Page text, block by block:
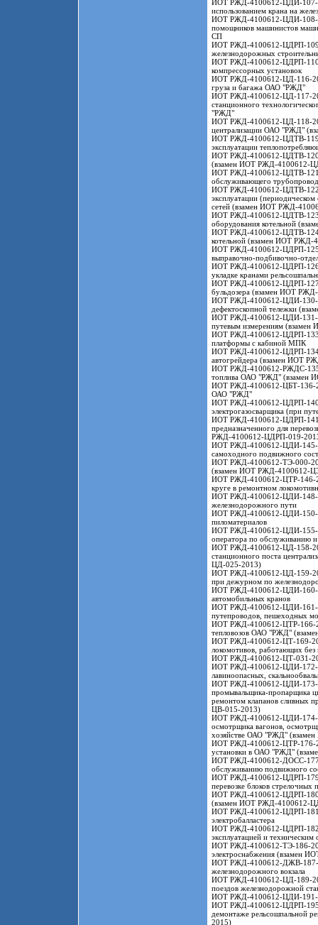
ИОТ РЖД-4100612-ЦДИ-107-
использованием крана на
ИОТ РЖД-4100612-ЦДИ-108-
помощников машинистов
СП
ИОТ РЖД-4100612-ЦДРП-109-
железнодорожных
ИОТ РЖД-4100612-ЦДРП-110-
компрессорных установок
ИОТ РЖД-4100612-ЦД-116-
груза и багажа ОАО "РЖД"
ИОТ РЖД-4100612-ЦД-117-
станционного
"РЖД"
ИОТ РЖД-4100612-ЦД-118-
централизации ОАО "РЖД"
ИОТ РЖД-4100612-ЦДТВ-119-
эксплуатации
ИОТ РЖД-4100612-ЦДТВ-120-
(взамен ИОТ РЖД-4100612-
ИОТ РЖД-4100612-ЦДТВ-121-
обслуживающего
ИОТ РЖД-4100612-ЦДТВ-122-
эксплуатации
сетей (взамен ИОТ РЖД-
ИОТ РЖД-4100612-ЦДТВ-123-
оборудования котельной
ИОТ РЖД-4100612-ЦДТВ-124-
котельной (взамен ИОТ
ИОТ РЖД-4100612-ЦДРП-125-
выправочно-подбивочно-
ИОТ РЖД-4100612-ЦДРП-126-
укладке кранами
ИОТ РЖД-4100612-ЦДРП-127-
бульдозера (взамен ИОТ
ИОТ РЖД-4100612-ЦДИ-130-
дефектоскопной тележки
ИОТ РЖД-4100612-ЦДИ-131-
путевым измерениям
ИОТ РЖД-4100612-ЦДРП-133-
платформы с кабиной МПК
ИОТ РЖД-4100612-ЦДРП-134-
автогрейдера (взамен ИОТ
ИОТ РЖД-4100612-РЖДС-135-
топлива ОАО "РЖД"
ИОТ РЖД-4100612-ЦБТ-136-
ОАО "РЖД"
ИОТ РЖД-4100612-ЦДРП-140-
электрогазосварщика (при
ИОТ РЖД-4100612-ЦДРП-141-
предназначенного для
РЖД-4100612-ЦДРП-019-
ИОТ РЖД-4100612-ЦДИ-145-
самоходного подвижного
ИОТ РЖД-4100612-ТЭ-000-
(взамен ИОТ РЖД-4100612-
ИОТ РЖД-4100612-ЦТР-146-
круге в ремонтном
ИОТ РЖД-4100612-ЦДИ-148-
железнодорожного пути
ИОТ РЖД-4100612-ЦДИ-150-
пиломатериалов
ИОТ РЖД-4100612-ЦДИ-155-
оператора по обслуживанию
ИОТ РЖД-4100612-ЦД-158-
станционного поста
ЦД-025-2013)
ИОТ РЖД-4100612-ЦД-159-
при дежурном по
ИОТ РЖД-4100612-ЦДИ-160-
автомобильных кранов
ИОТ РЖД-4100612-ЦДИ-161-
путепроводов, пешеходных
ИОТ РЖД-4100612-ЦТР-166-
тепловозов ОАО "РЖД"
ИОТ РЖД-4100612-ЦТ-169-
локомотивов, работающих
ИОТ РЖД-4100612-ЦТ-031-
ИОТ РЖД-4100612-ЦДИ-172-
лавиноопасных,
ИОТ РЖД-4100612-ЦДИ-173-
промывальщика-пропарщика
ремонтом клапанов сливных
ЦВ-015-2013)
ИОТ РЖД-4100612-ЦДИ-174-
осмотрщика вагонов,
хозяйстве ОАО "РЖД"
ИОТ РЖД-4100612-ЦТР-176-
установки в ОАО "РЖД"
ИОТ РЖД-4100612-ДОСС-177-
обслуживанию подвижного
ИОТ РЖД-4100612-ЦДРП-179-
перевозке блоков стрелочных
ИОТ РЖД-4100612-ЦДРП-180-
(взамен ИОТ РЖД-4100612-
ИОТ РЖД-4100612-ЦДРП-181-
электробалластера
ИОТ РЖД-4100612-ЦДРП-182-
эксплуатацией и техническим
ИОТ РЖД-4100612-ТЭ-186-
электроснабжения (взамен
ИОТ РЖД-4100612-ДЖВ-187-
железнодорожного вокзала
ИОТ РЖД-4100612-ЦД-189-
поездов железнодорожной
ИОТ РЖД-4100612-ЦДИ-191-
ИОТ РЖД-4100612-ЦДРП-195-
демонтаже рельсошпальной
2015)